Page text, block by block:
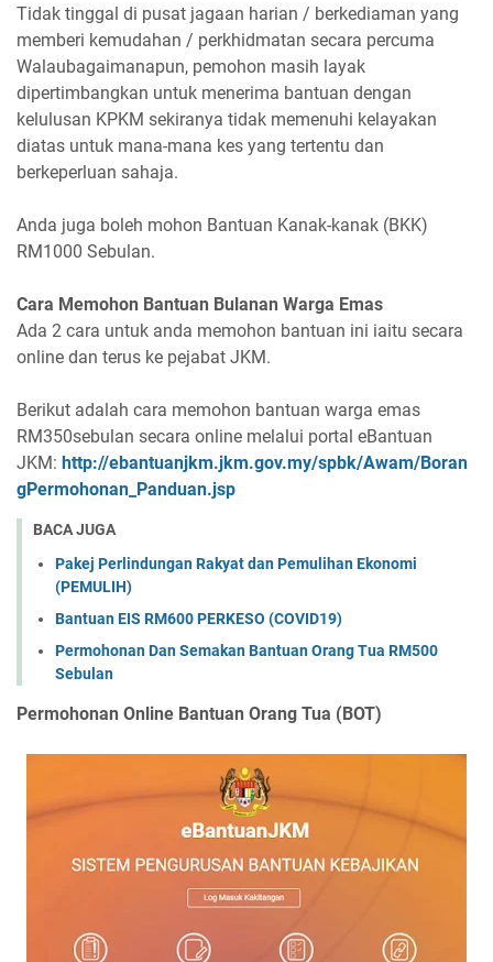
Tidak tinggal di pusat jagaan harian / berkediaman yang
memberi kemudahan / perkhidmatan secara percuma
Walaubagaimanapun, pemohon masih layak
dipertimbangkan untuk menerima bantuan dengan
kelulusan KPKM sekiranya tidak memenuhi kelayakan
diatas untuk mana-mana kes yang tertentu dan
berkeperluan sahaja.
Anda juga boleh mohon Bantuan Kanak-kanak (BKK)
RM1000 Sebulan.
Cara Memohon Bantuan Bulanan Warga Emas
Ada 2 cara untuk anda memohon bantuan ini iaitu secara
online dan terus ke pejabat JKM.
Berikut adalah cara memohon bantuan warga emas
RM350sebulan secara online melalui portal eBantuan
JKM: http://ebantuanjkm.jkm.gov.my/spbk/Awam/Boran
gPermohonan_Panduan.jsp
BACA JUGA
Pakej Perlindungan Rakyat dan Pemulihan Ekonomi
(PEMULIH)
Bantuan EIS RM600 PERKESO (COVID19)
Permohonan Dan Semakan Bantuan Orang Tua RM500
Sebulan
Permohonan Online Bantuan Orang Tua (BOT)